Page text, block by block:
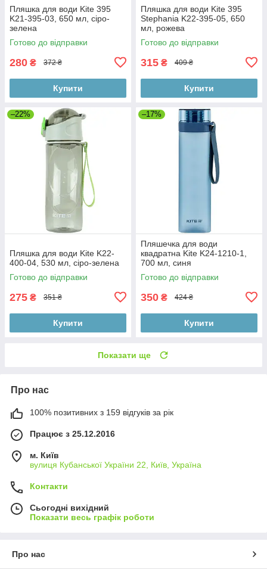
Пляшка для води Kite 395
K21-395-03, 650 мл, сіро-
зелена
Готово до відправки
280 ₴ 372 ₴
Купити
Пляшка для води Kite 395
Stephania K22-395-05, 650
мл, рожева
Готово до відправки
315 ₴ 409 ₴
Купити
–22%
Пляшка для води Kite K22-
400-04, 530 мл, сіро-зелена
Готово до відправки
275 ₴ 351 ₴
Купити
–17%
Пляшечка для води
квадратна Kite K24-1210-1,
700 мл, синя
Готово до відправки
350 ₴ 424 ₴
Купити
Показати ще
Про нас
100% позитивних з 159 відгуків за рік
Працює з 25.12.2016
м. Київ
вулиця Кубанської України 22, Київ, Україна
Контакти
Сьогодні вихідний
Показати весь графік роботи
Про нас